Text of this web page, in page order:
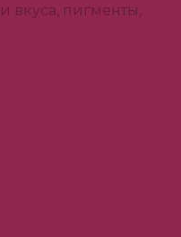
вкуса, пигменты,